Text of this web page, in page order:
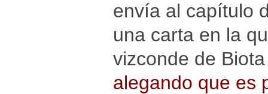
envía al capítulo
una carta en la
vizconde de
alegando que es